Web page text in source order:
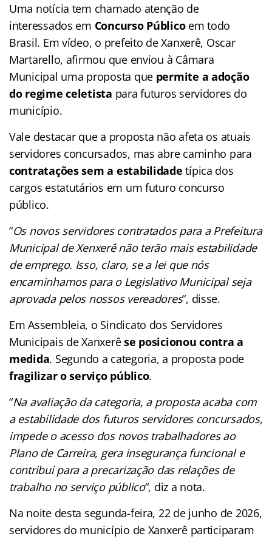
Uma notícia tem chamado atenção de
interessados em Concurso Públicoem todo
Brasil. Em vídeo, o prefeito de Xanxerê, Oscar
Martarello, afirmou que enviou à Câmara
Municipal uma proposta que permite a adoção
do regime celetista para futuros servidores do
município.
Vale destacar que a proposta não afeta os atuais
servidores concursados, mas abre caminho para
contratações sem a estabilidade típica dos
cargos estatutários em um futuro concurso
público.
“Os novos servidores contratados para a Prefeitura
Municipal de Xenxerê não terão mais estabilidade
de emprego. Isso, claro, se a lei que nós
encaminhamos para o Legislativo Municipal seja
aprovada pelos nossos vereadores“, disse.
Em Assembleia, o Sindicato dos Servidores
Municipais de Xanxerêse posicionou contra a
medida. Segundo a categoria, a proposta pode
fragilizar o serviço público.
“Na avaliação da categoria, a proposta acaba com
a estabilidade dos futuros servidores concursados,
impede o acesso dos novos trabalhadores ao
Plano de Carreira, gera insegurança funcional e
contribui para a precarização das relações de
trabalho no serviço público“, diz a nota.
Na noite desta segunda-feira, 22 de junho de 2026,
servidores do município de Xanxerê participaram